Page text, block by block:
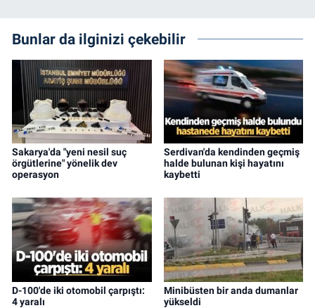
Bunlar da ilginizi çekebilir
Sakarya'da "yeni nesil suç
örgütlerine" yönelik dev
operasyon
Serdivan'da kendinden geçmiş
halde bulunan kişi hayatını
kaybetti
D-100'de iki otomobil çarpıştı:
4 yaralı
Minibüsten bir anda dumanlar
yükseldi